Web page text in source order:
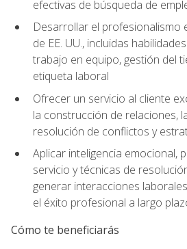
efectivas de búsqueda de
Desarrollar el profesionalismo
de EE. UU., incluidas
trabajo en equipo, gestión del
etiqueta laboral
Ofrecer un servicio al cliente
la construcción de relaciones,
resolución de conflictos y
Aplicar inteligencia emocional,
servicio y técnicas de
generar interacciones
el éxito profesional a largo
Cómo te beneficiarás